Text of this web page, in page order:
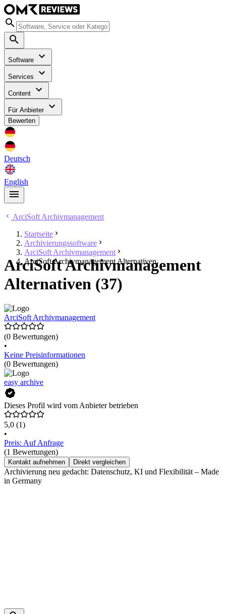
Software
Services
Content
Für Anbieter
Bewerten
Deutsch
English
ArciSoft Archivmanagement
Startseite
Archivierungssoftware
ArciSoft Archivmanagement
ArciSoft Archivmanagement Alternativen
ArciSoft Archivmanagement
Alternativen (37)
ArciSoft Archivmanagement
(0 Bewertungen)
•
Keine Preisinformationen
(0 Bewertungen)
easy archive
Dieses Profil wird vom Anbieter betrieben
5,0 (1)
•
Preis: Auf Anfrage
(1 Bewertungen)
Kontakt aufnehmen Direkt vergleichen
Archivierung neu gedacht: Datenschutz, KI und Flexibilität – Made
in Germany